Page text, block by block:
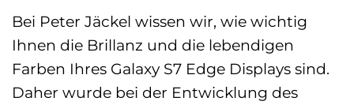
Bei Peter Jäckel wissen wir, wie wichtig
Ihnen die Brillanz und die lebendigen
Farben Ihres Galaxy S7 Edge Displays sind.
Daher wurde bei der Entwicklung des